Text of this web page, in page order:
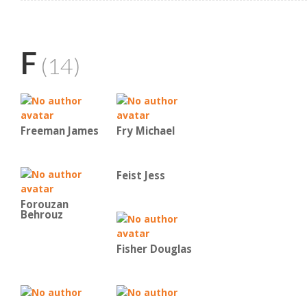
F (14)
Freeman James Fry Michael
Forouzan
Behrouz
Feist Jess
Fisher Douglas